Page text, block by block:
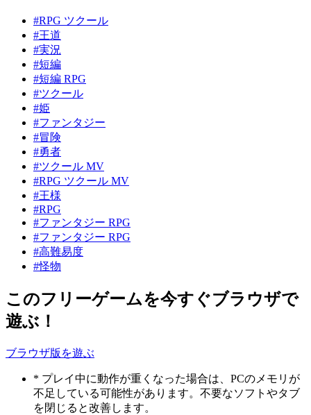
#RPG ツクール
#王道
#実況
#短編
#短編 RPG
#ツクール
#姫
#ファンタジー
#冒険
#勇者
#ツクール MV
#RPG ツクール MV
#王様
#RPG
#ファンタジー RPG
#ファンタジー RPG
#高難易度
#怪物
このフリーゲームを今すぐブラウザで
遊ぶ！
ブラウザ版を遊ぶ
* プレイ中に動作が重くなった場合は、PCのメモリが
不足している可能性があります。不要なソフトやタブ
を閉じると改善します。